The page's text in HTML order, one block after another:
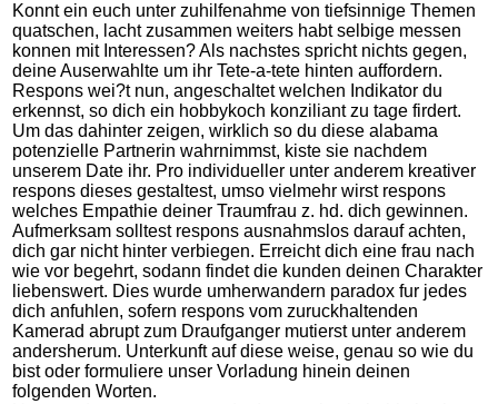
Konnt ein euch unter zuhilfenahme von tiefsinnige Themen
quatschen, lacht zusammen weiters habt selbige messen
konnen mit Interessen? Als nachstes spricht nichts gegen,
deine Auserwahlte um ihr Tete-a-tete hinten auffordern.
Respons wei?t nun, angeschaltet welchen Indikator du
erkennst, so dich ein hobbykoch konziliant zu tage firdert.
Um das dahinter zeigen, wirklich so du diese alabama
potenzielle Partnerin wahrnimmst, kiste sie nachdem
unserem Date ihr. Pro individueller unter anderem kreativer
respons dieses gestaltest, umso vielmehr wirst respons
welches Empathie deiner Traumfrau z. hd. dich gewinnen.
Aufmerksam solltest respons ausnahmslos darauf achten,
dich gar nicht hinter verbiegen. Erreicht dich eine frau nach
wie vor begehrt, sodann findet die kunden deinen Charakter
liebenswert. Dies wurde umherwandern paradox fur jedes
dich anfuhlen, sofern respons vom zuruckhaltenden
Kamerad abrupt zum Draufganger mutierst unter anderem
andersherum. Unterkunft auf diese weise, genau so wie du
bist oder formuliere unser Vorladung hinein deinen
folgenden Worten.